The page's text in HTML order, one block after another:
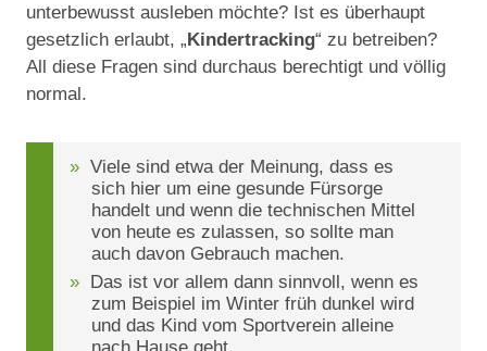
unterbewusst ausleben möchte? Ist es überhaupt
gesetzlich erlaubt, „Kindertracking“ zu betreiben?
All diese Fragen sind durchaus berechtigt und völlig
normal.
Viele sind etwa der Meinung, dass es
sich hier um eine gesunde Fürsorge
handelt und wenn die technischen Mittel
von heute es zulassen, so sollte man
auch davon Gebrauch machen.
Das ist vor allem dann sinnvoll, wenn es
zum Beispiel im Winter früh dunkel wird
und das Kind vom Sportverein alleine